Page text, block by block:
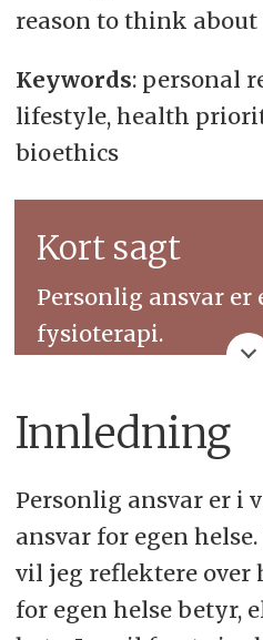
reason to think about
Keywords: personal
lifestyle, health
bioethics
Kort sagt
Personlig ansvar
fysioterapi.
ulike måter.
For å unngå
viktig å reflektere
Innledning
Personlig ansvar er i
ansvar for egen
vil jeg reflektere over
for egen helse betyr,